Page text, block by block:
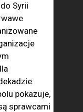
Syrii
pokazuje,
sprawcami